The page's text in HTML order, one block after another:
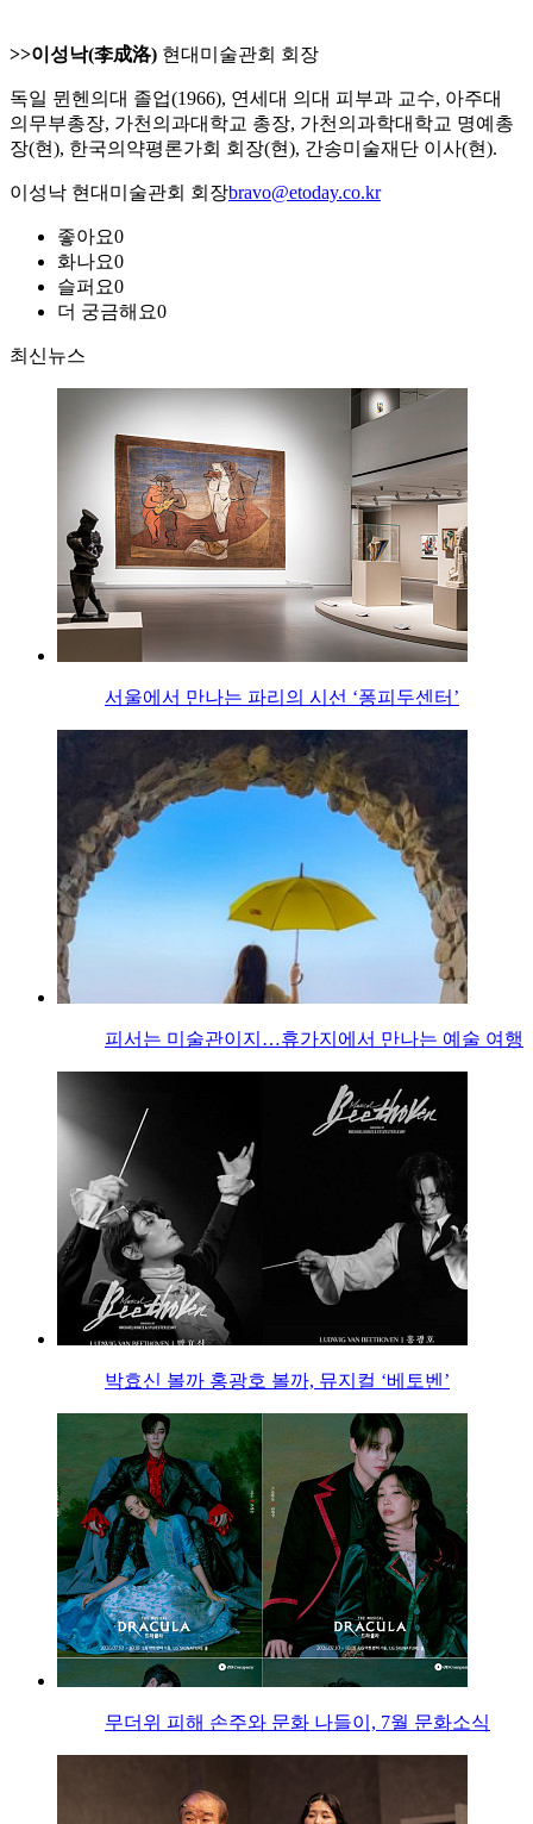
>>이성낙(李成洛) 현대미술관회 회장
독일 뮌헨의대 졸업(1966), 연세대 의대 피부과 교수, 아주대
의무부총장, 가천의과대학교 총장, 가천의과학대학교 명예총
장(현), 한국의약평론가회 회장(현), 간송미술재단 이사(현).
이성낙 현대미술관회 회장bravo@etoday.co.kr
좋아요0
화나요0
슬퍼요0
더 궁금해요0
최신뉴스
서울에서 만나는 파리의 시선 ‘퐁피두센터’
피서는 미술관이지…휴가지에서 만나는 예술 여행
박효신 볼까 홍광호 볼까, 뮤지컬 ‘베토벤’
무더위 피해 손주와 문화 나들이, 7월 문화소식